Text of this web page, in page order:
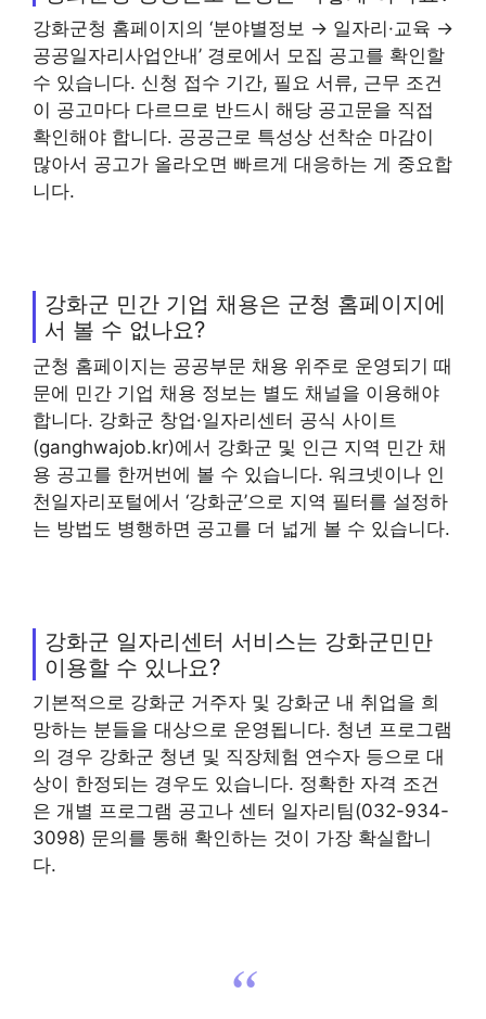
강화군청 홈페이지의 ‘분야별정보 → 일자리·교육 →
공공일자리사업안내’ 경로에서 모집 공고를 확인할
수 있습니다. 신청 접수 기간, 필요 서류, 근무 조건
이 공고마다 다르므로 반드시 해당 공고문을 직접
확인해야 합니다. 공공근로 특성상 선착순 마감이
많아서 공고가 올라오면 빠르게 대응하는 게 중요합
니다.
강화군 민간 기업 채용은 군청 홈페이지에
서 볼 수 없나요?
군청 홈페이지는 공공부문 채용 위주로 운영되기 때
문에 민간 기업 채용 정보는 별도 채널을 이용해야
합니다. 강화군 창업·일자리센터 공식 사이트
(ganghwajob.kr)에서 강화군 및 인근 지역 민간 채
용 공고를 한꺼번에 볼 수 있습니다. 워크넷이나 인
천일자리포털에서 ‘강화군’으로 지역 필터를 설정하
는 방법도 병행하면 공고를 더 넓게 볼 수 있습니다.
강화군 일자리센터 서비스는 강화군민만
이용할 수 있나요?
기본적으로 강화군 거주자 및 강화군 내 취업을 희
망하는 분들을 대상으로 운영됩니다. 청년 프로그램
의 경우 강화군 청년 및 직장체험 연수자 등으로 대
상이 한정되는 경우도 있습니다. 정확한 자격 조건
은 개별 프로그램 공고나 센터 일자리팀(032-934-
3098) 문의를 통해 확인하는 것이 가장 확실합니
다.